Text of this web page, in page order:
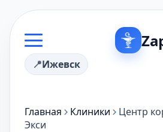
Ижевск
Главная Клиники
Центр
Экси